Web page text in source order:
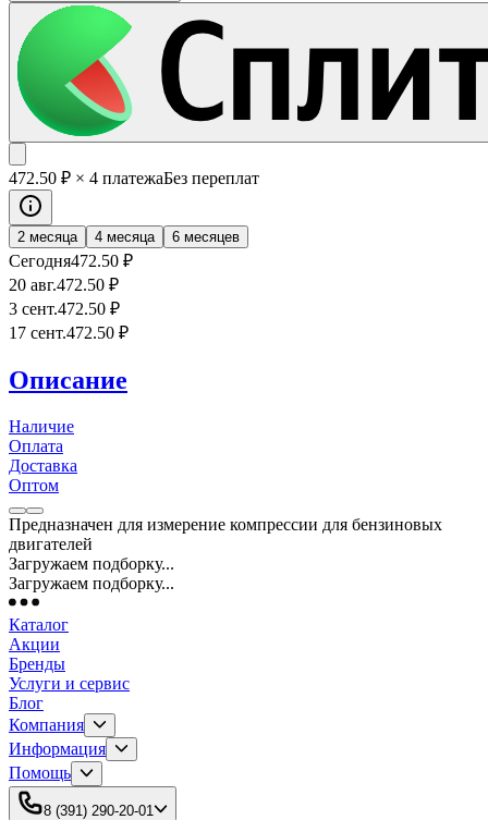
472.50 ₽ × 4 платежаБез переплат
2 месяца 4 месяца 6 месяцев
Сегодня472.50 ₽
20 авг.472.50 ₽
3 сент.472.50 ₽
17 сент.472.50 ₽
Описание
Наличие
Оплата
Доставка
Оптом
Предназначен для измерение компрессии для бензиновых
двигателей
Загружаем подборку...
Загружаем подборку...
Каталог
Акции
Бренды
Услуги и сервис
Блог
Компания
Информация
Помощь
8 (391) 290-20-01